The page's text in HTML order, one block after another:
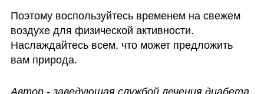
Поэтому воспользуйтесь временем на свежем
воздухе для физической активности.
Наслаждайтесь всем, что может предложить
вам природа.
Автор - заведующая службой лечения диабета